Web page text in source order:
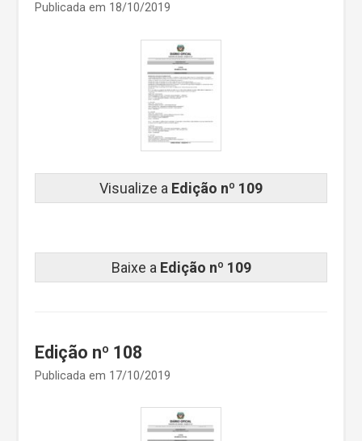
Publicada em 18/10/2019
Visualize a Edição nº 109
Baixe a Edição nº 109
Edição nº 108
Publicada em 17/10/2019